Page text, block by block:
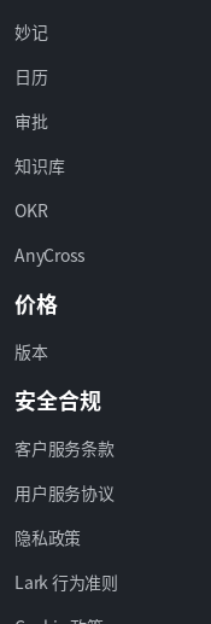
妙记
日历
审批
知识库
OKR
AnyCross
价格
版本
安全合规
客户服务条款
用户服务协议
隐私政策
Lark 行为准则